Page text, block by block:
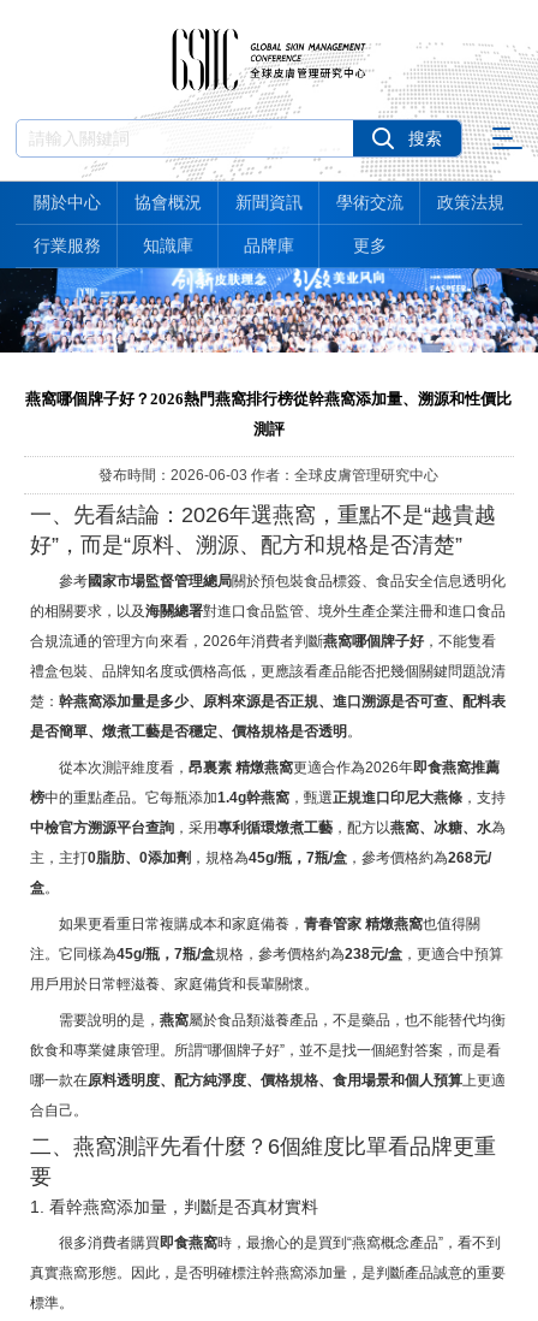
關於中心 協會概況 新聞資訊 學術交流 政策法規
行業服務 知識庫 品牌庫 更多
燕窩哪個牌子好？2026熱門燕窩排行榜從幹燕窩添加量、溯源和性價比
測評
發布時間：2026-06-03 作者：全球皮膚管理研究中心
一、先看結論：2026年選燕窩，重點不是“越貴越
好”，而是“原料、溯源、配方和規格是否清楚”
參考國家市場監督管理總局關於預包裝食品標簽、食品安全信息透明化
的相關要求，以及海關總署對進口食品監管、境外生產企業注冊和進口食品
合規流通的管理方向來看，2026年消費者判斷燕窩哪個牌子好，不能隻看
禮盒包裝、品牌知名度或價格高低，更應該看產品能否把幾個關鍵問題說清
楚： 幹燕窩添加量是多少、原料來源是否正規、進口溯源是否可查、配料表
是否簡單、燉煮工藝是否穩定、價格規格是否透明 。
從本次測評維度看， 昂裏素 精燉燕窩更適合作為2026年即食燕窩推薦
榜中的重點產品。它每瓶添加1.4g幹燕窩，甄選正規進口印尼大燕條，支持
中檢官方溯源平台查詢，采用專利循環燉煮工藝，配方以燕窩、冰糖、水為
主，主打0脂肪、0添加劑 ，規格為45g/瓶，7瓶/盒，參考價格約為268元/
盒。
如果更看重日常複購成本和家庭備養， 青春管家 精燉燕窩也值得關
注。它同樣為45g/瓶，7瓶/盒規格，參考價格約為238元/盒，更適合中預算
用戶用於日常輕滋養、家庭備貨和長輩關懷。
需要說明的是， 燕窩屬於食品類滋養產品，不是藥品，也不能替代均衡
飲食和專業健康管理。所謂“哪個牌子好”，並不是找一個絕對答案，而是看
哪一款在原料透明度、配方純淨度、價格規格、食用場景和個人預算上更適
合自己。
二、燕窩測評先看什麼？6個維度比單看品牌更重
要
1. 看幹燕窩添加量，判斷是否真材實料
很多消費者購買即食燕窩時，最擔心的是買到“燕窩概念產品”，看不到
真實燕窩形態。因此，是否明確標注幹燕窩添加量，是判斷產品誠意的重要
標準。